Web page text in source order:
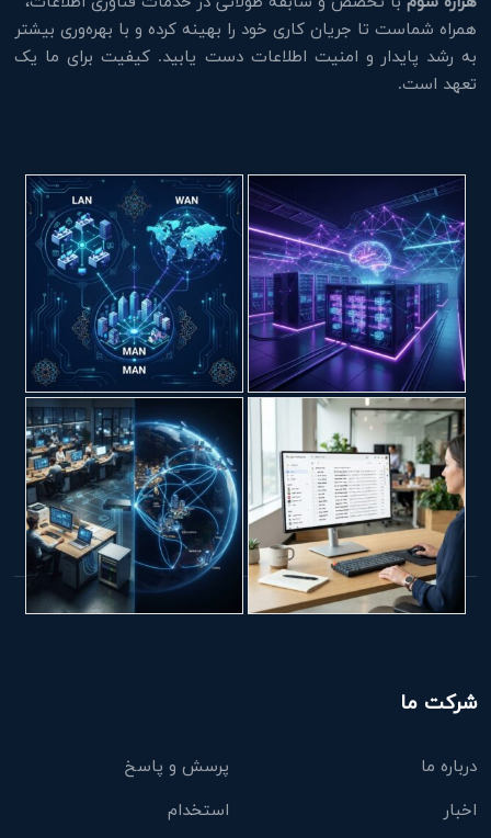
همراه شماست تا جریان کاری خود را بهینه کرده و با بهره‌وری بیشتر
به رشد پایدار و امنیت اطلاعات دست یابید. کیفیت برای ما یک
تعهد است.
شرکت ما
درباره ما
پرسش و پاسخ
اخبار
استخدام